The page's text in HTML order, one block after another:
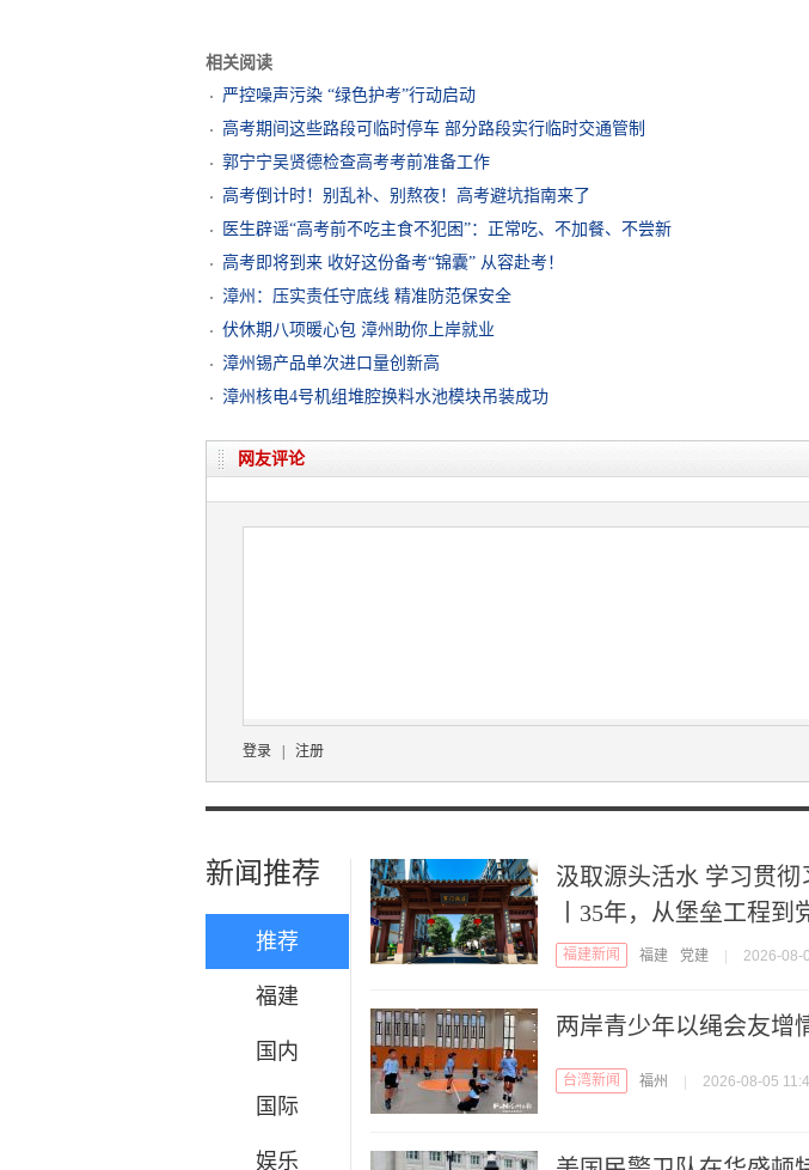
相关阅读
严控噪声污染 “绿色护考”行动启动
高考期间这些路段可临时停车 部分路段实行临时交通管制
郭宁宁吴贤德检查高考考前准备工作
高考倒计时！别乱补、别熬夜！高考避坑指南来了
医生辟谣“高考前不吃主食不犯困”：正常吃、不加餐、不尝新
高考即将到来 收好这份备考“锦囊” 从容赴考！
漳州：压实责任守底线 精准防范保安全
伏休期八项暖心包 漳州助你上岸就业
漳州锡产品单次进口量创新高
漳州核电4号机组堆腔换料水池模块吊装成功
网友评论
登录 | 注册
新闻推荐
推荐
福建
国内
国际
娱乐
汲取源头活水 学习贯
丨35年，从堡垒工程到
福建新闻 福建 党建 | 2026-08-
两岸青少年以绳会友增
台湾新闻 福州 | 2026-08-05